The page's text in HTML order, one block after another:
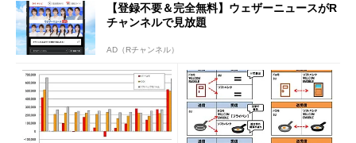
【登録不要＆完全無料】ウェザーニュースがR
チャンネルで見放題
AD（Rチャンネル）